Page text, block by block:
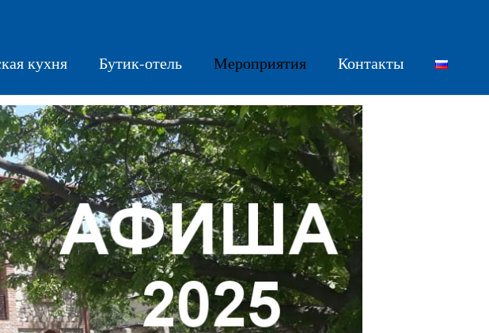
кухня Бутик-отель Мероприятия Контакты